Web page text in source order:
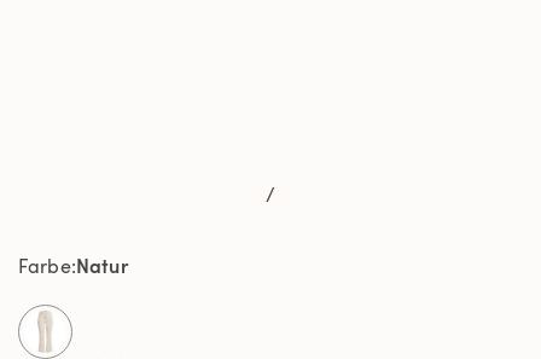
/
Farbe Natur
selected